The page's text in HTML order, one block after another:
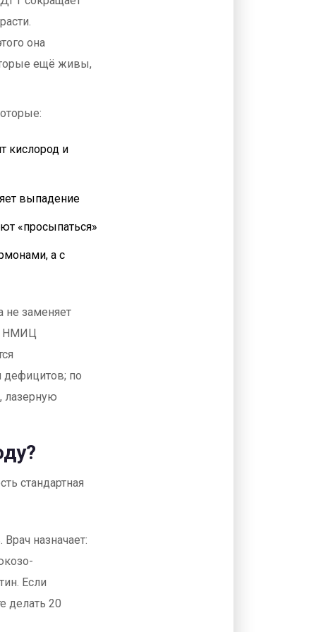
она
ещё живы,
кислород и
выпадение
«просыпаться»
а с
не заменяет
НМИЦ
по
лазерную
стандартная
назначает:
Если
делать 20